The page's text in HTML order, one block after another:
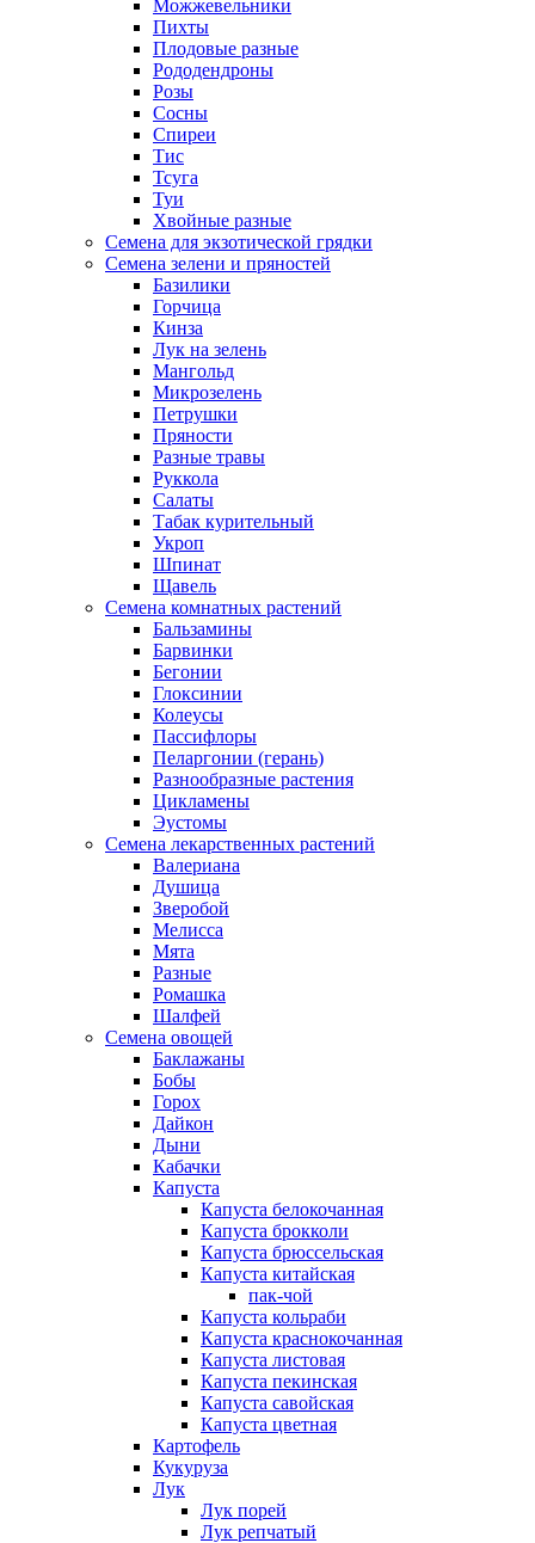
Можжевельники
Пихты
Плодовые разные
Рододендроны
Розы
Сосны
Спиреи
Тис
Тсуга
Туи
Хвойные разные
Семена для экзотической грядки
Семена зелени и пряностей
Базилики
Горчица
Кинза
Лук на зелень
Мангольд
Микрозелень
Петрушки
Пряности
Разные травы
Руккола
Салаты
Табак курительный
Укроп
Шпинат
Щавель
Семена комнатных растений
Бальзамины
Барвинки
Бегонии
Глоксинии
Колеусы
Пассифлоры
Пеларгонии (герань)
Разнообразные растения
Цикламены
Эустомы
Семена лекарственных растений
Валериана
Душица
Зверобой
Мелисса
Мята
Разные
Ромашка
Шалфей
Семена овощей
Баклажаны
Бобы
Горох
Дайкон
Дыни
Кабачки
Капуста
Капуста белокочанная
Капуста брокколи
Капуста брюссельская
Капуста китайская
пак-чой
Капуста кольраби
Капуста краснокочанная
Капуста листовая
Капуста пекинская
Капуста савойская
Капуста цветная
Картофель
Кукуруза
Лук
Лук порей
Лук репчатый